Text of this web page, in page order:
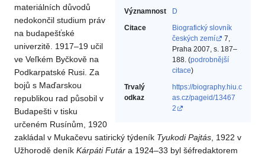
Významnost
D
Citace
Biografický slovník
českých zemí
7,
Praha 2007, s. 187–
188. (podrobnější
citace)
Trvalý
odkaz
https://biography.hiu.c
as.cz/pageid/13467
2
materiálních důvodů
nedokončil studium práv
na budapešťské
univerzitě. 1917–19 učil
ve Veľkém Byčkově na
Podkarpatské Rusi. Za
bojů s Maďarskou
republikou rad působil v
Budapešti v tisku
určeném Rusínům, 1920
zakládal v Mukačevu satirický týdeník Tyukodi Pajtás , 1922 v
Užhorodě deník Kárpáti Futár a 1924–33 byl šéfredaktorem